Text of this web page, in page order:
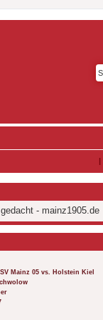
|
- mainz1905.de
Mainz 05 vs. Holstein Kiel